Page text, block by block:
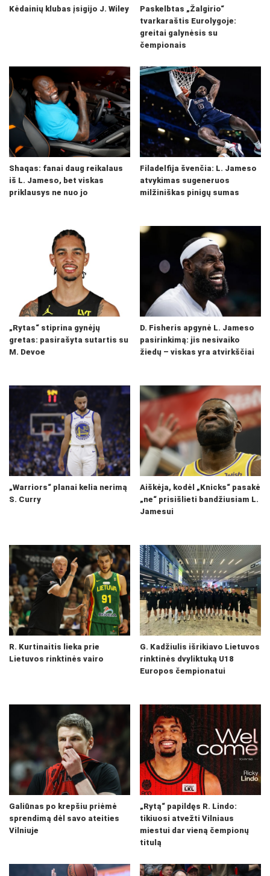
Kėdainių klubas įsigijo J. Wiley
Paskelbtas „Žalgirio“
tvarkaraštis Eurolygoje:
greitai galynėsis su
čempionais
Shaqas: fanai daug reikalaus
iš L. Jameso, bet viskas
priklausys ne nuo jo
Filadelfija švenčia: L. Jameso
atvykimas sugeneruos
milžiniškas pinigų sumas
„Rytas“ stiprina gynėjų
gretas: pasirašyta sutartis su
M. Devoe
D. Fisheris apgynė L. Jameso
pasirinkimą: jis nesivaiko
žiedų – viskas yra atvirkščiai
„Warriors“ planai kelia nerimą
S. Curry
Aiškėja, kodėl „Knicks“ pasakė
„ne“ prisišlieti bandžiusiam L.
Jamesui
R. Kurtinaitis lieka prie
Lietuvos rinktinės vairo
G. Kadžiulis išrikiavo Lietuvos
rinktinės dvyliktuką U18
Europos čempionatui
Galiūnas po krepšiu priėmė
sprendimą dėl savo ateities
Vilniuje
„Rytą“ papildęs R. Lindo:
tikiuosi atvežti Vilniaus
miestui dar vieną čempionų
titulą